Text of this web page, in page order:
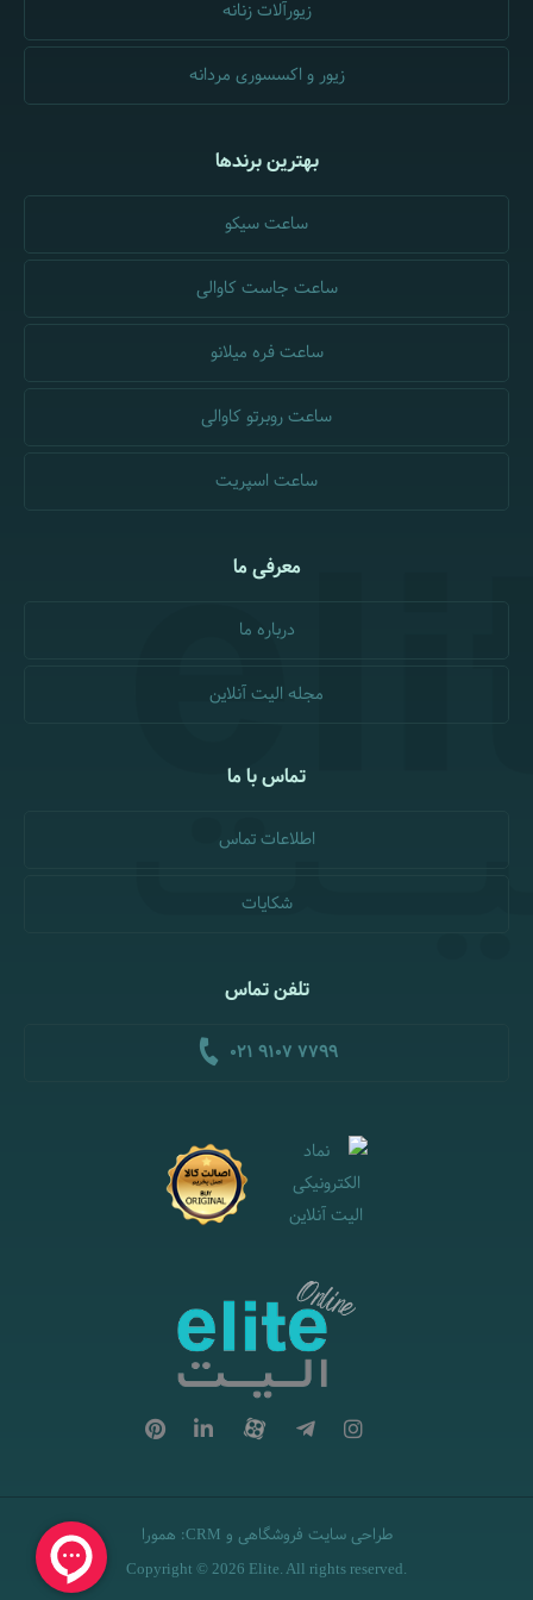
زیورآلات زنانه
زیور و اکسسوری مردانه
بهترین برندها
ساعت سیکو
ساعت جاست کاوالی
ساعت فره میلانو
ساعت روبرتو کاوالی
ساعت اسپریت
معرفی ما
درباره ما
مجله الیت آنلاین
تماس با ما
اطلاعات تماس
شکایات
تلفن تماس
021 9107 7799
طراحی سایت فروشگاهی و CRM
: همورا
Copyright © 2026 Elite. All rights reserved.